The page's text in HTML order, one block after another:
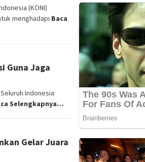
(KONI)
menghadapi Baca
Guna Jaga
Seluruh Indonesia
Selengkapnya…
Gelar Juara